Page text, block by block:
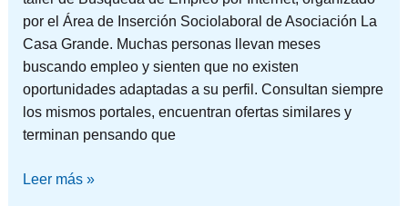
por el Área de Inserción Sociolaboral de Asociación La
Casa Grande. Muchas personas llevan meses
buscando empleo y sienten que no existen
oportunidades adaptadas a su perfil. Consultan siempre
los mismos portales, encuentran ofertas similares y
terminan pensando que
Leer más »